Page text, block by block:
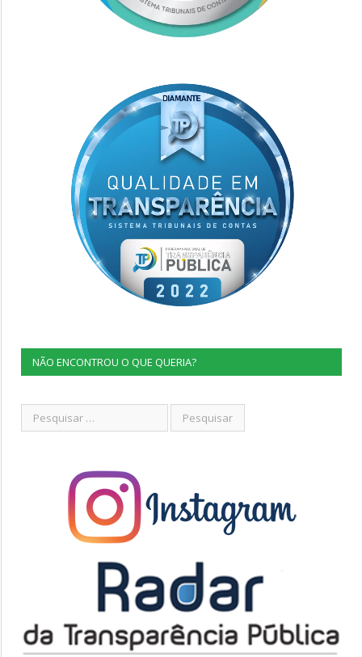
NÃO ENCONTROU O QUE QUERIA?